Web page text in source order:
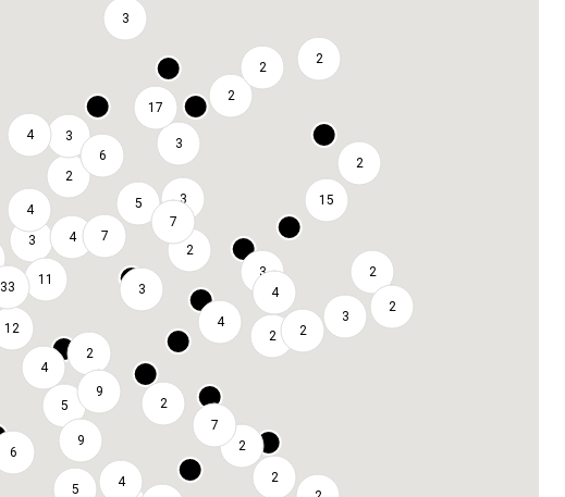
7
3
2
3
4
7
2
4
15
2
3
2 2
2
2
2
2
3
2
2
9
4
3
3
3
33
2
6
12
4
11
7
5
4
4
6
5
4
5
2
9
3
2
17